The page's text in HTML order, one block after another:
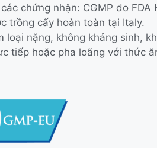
chứng nhận: CGMP do FDA
trồng cấy hoàn toàn tại Italy.
loại nặng, không kháng sinh,
tiếp hoặc pha loãng với thức